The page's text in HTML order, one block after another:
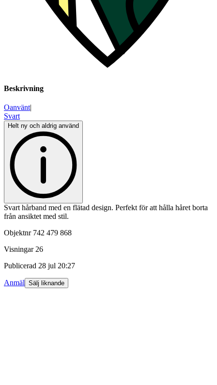
Beskrivning
Oanvänt|
Svart
Helt ny och aldrig använd
Svart hårband med en flätad design. Perfekt för att hålla håret borta
från ansiktet med stil.
Objektnr 742 479 868
Visningar 26
Publicerad 28 jul 20:27
Anmäl Sälj liknande